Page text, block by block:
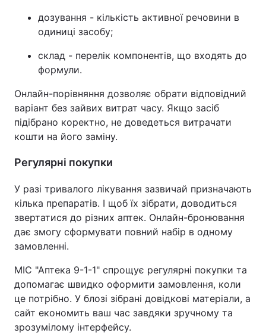
дозування - кількість активної речовини в
одиниці засобу;
склад - перелік компонентів, що входять до
формули.
Онлайн-порівняння дозволяє обрати відповідний
варіант без зайвих витрат часу. Якщо засіб
підібрано коректно, не доведеться витрачати
кошти на його заміну.
Регулярні покупки
У разі тривалого лікування зазвичай призначають
кілька препаратів. І щоб їх зібрати, доводиться
звертатися до різних аптек. Онлайн-бронювання
дає змогу сформувати повний набір в одному
замовленні.
МІС "Аптека 9-1-1" спрощує регулярні покупки та
допомагає швидко оформити замовлення, коли
це потрібно. У блозі зібрані довідкові матеріали, а
сайт економить ваш час завдяки зручному та
зрозумілому інтерфейсу.